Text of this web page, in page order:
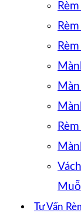
Tư Vấn